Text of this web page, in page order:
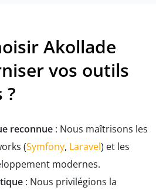
Akollade
vos outils
?
reconnue : Nous maîtrisons les
(Symfony, Laravel) et les
modernes.
: Nous privilégions la